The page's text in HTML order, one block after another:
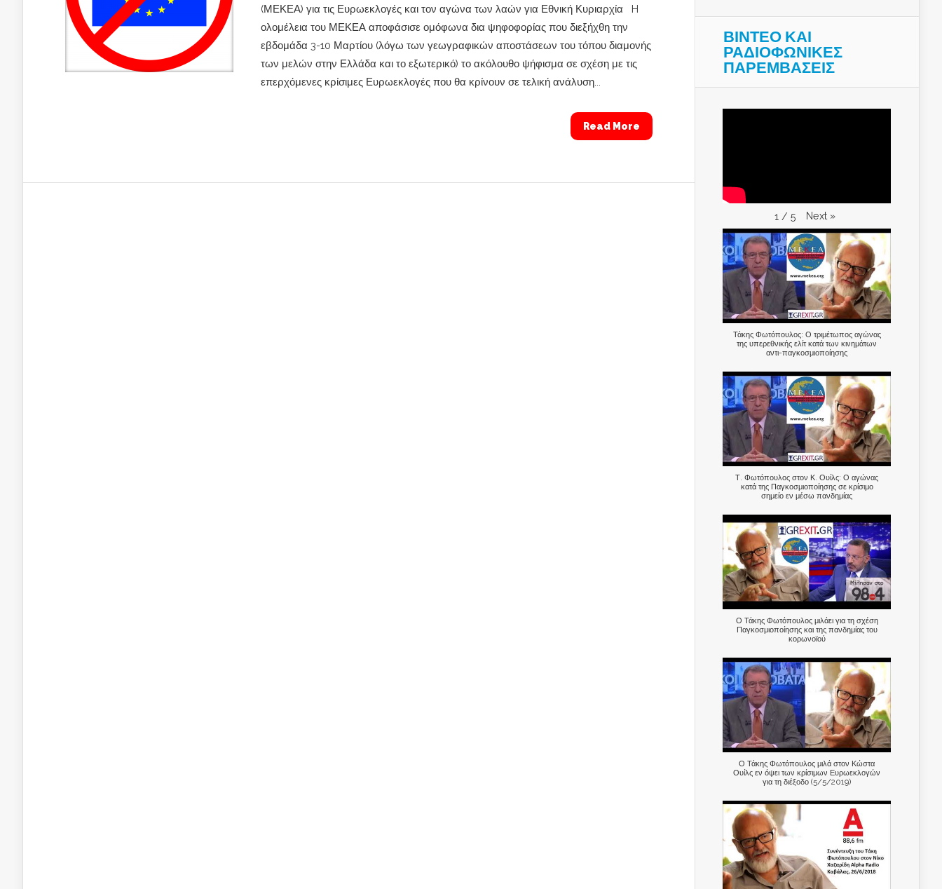
(ΜΕΚΕΑ) για τις Ευρωεκλογές και τον αγώνα των λαών για Εθνική Κυριαρχία H
ολομέλεια του ΜΕΚΕΑ αποφάσισε ομόφωνα δια ψηφοφορίας που διεξήχθη την
εβδομάδα 3-10 Μαρτίου (λόγω των γεωγραφικών αποστάσεων του τόπου διαμονής
των μελών στην Ελλάδα και το εξωτερικό) το ακόλουθο ψήφισμα σε σχέση με τις
επερχόμενες κρίσιμες Ευρωεκλογές που θα κρίνουν σε τελική ανάλυση...
Read More
ΒΙΝΤΕΟ ΚΑΙ
ΡΑΔΙΟΦΩΝΙΚΕΣ
ΠΑΡΕΜΒΑΣΕΙΣ
1 / 5 Next »
Τάκης Φωτόπουλος: Ο τριμέτωπος αγώνας
της υπερεθνικής ελίτ κατά των κινημάτων
αντι-παγκοσμιοποίησης
Τ. Φωτόπουλος στον Κ. Ουίλς: Ο αγώνας
κατά της Παγκοσμιοποίησης σε κρίσιμο
σημείο εν μέσω πανδημίας
Ο Τάκης Φωτόπουλος μιλάει για τη σχέση
Παγκοσμιοποίησης και της πανδημίας του
κορωνοϊού
Ο Τάκης Φωτόπουλος μιλά στον Κώστα
Ουίλς εν όψει των κρίσιμων Ευρωεκλογών
για τη διέξοδο (5/5/2019)